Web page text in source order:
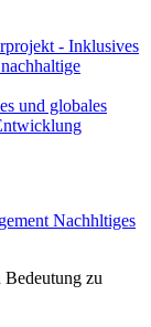
und globales
Nachhltiges
zu